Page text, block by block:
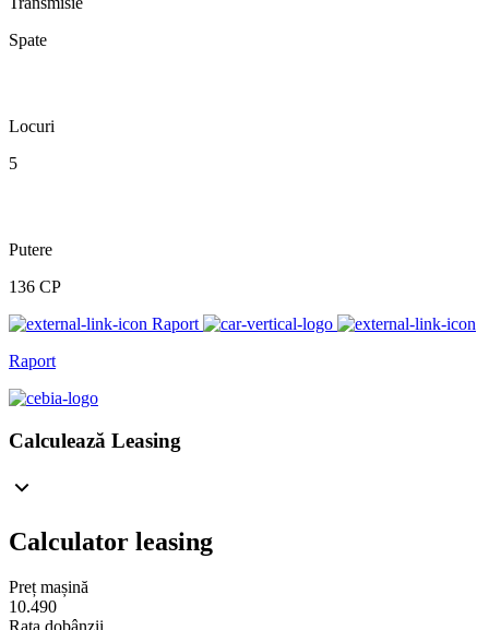
Spate
Locuri
5
Putere
136 CP
Raport
Raport
Calculează Leasing
Calculator leasing
Preț mașină
10.490